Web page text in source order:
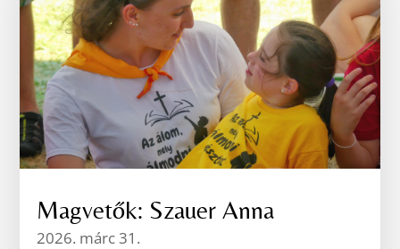
Magvetők: Szauer Anna
2026. márc 31.